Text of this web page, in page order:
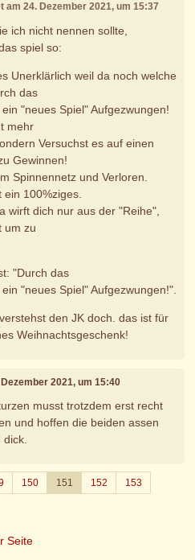
am 24. Dezember 2021, um 15:37
ich nicht nennen sollte,
spiel so:
Unerklärlich weil da noch welche
das
"neues Spiel" Aufgezwungen!
mehr
Versuchst es auf einen
Gewinnen!
Spinnennetz und Verloren.
100%ziges.
wirft dich nur aus der "Reihe",
um zu
"Durch das
"neues Spiel" Aufgezwungen!".
den JK doch. das ist für
Weihnachtsgeschenk!
Dezember 2021, um 15:40
musst trotzdem erst recht
und hoffen die beiden assen
150 151 152
153
Seite